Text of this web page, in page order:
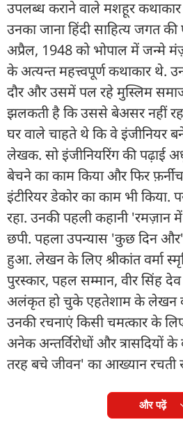
उपलब्ध कराने वाले मशहूर
उनका जाना हिंदी साहित्य जगत
अप्रैल, 1948 को भोपाल में जन्मे
के अत्यन्त महत्त्वपूर्ण कथाकार थे.
दौर और उसमें पल रहे मुस्लिम
झलकती है कि उससे बेअसर नहीं
घर वाले चाहते थे कि वे इंजीनियर
लेखक. सो इंजीनियरिंग की पढ़ाई
बेचने का काम किया और फिर
इंटीरियर डेकोर का काम भी किया.
रहा. उनकी पहली कहानी 'रमज़ान
छपी. पहला उपन्यास 'कुछ दिन
हुआ. लेखन के लिए श्रीकांत वर्मा
पुरस्कार, पहल सम्मान, वीर सिंह
अलंकृत हो चुके एहतेशाम के लेखन
उनकी रचनाएं किसी चमत्कार के
अनेक अन्तर्विरोधों और त्रासदियों
तरह बचे जीवन' का आख्यान रचती
और पढ़ें